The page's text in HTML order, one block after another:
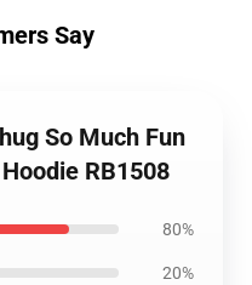
Say
So Much Fun
RB1508
80%
20%